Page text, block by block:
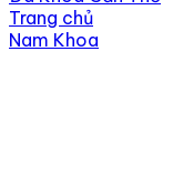
Trang chủ
Nam Khoa